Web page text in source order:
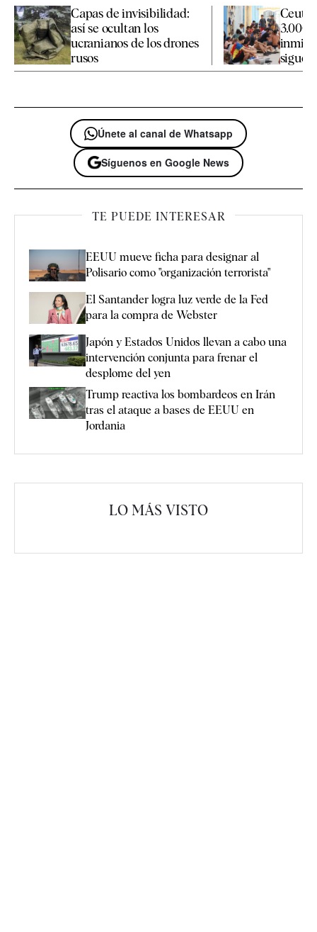
Capas de invisibilidad:
así se ocultan los
ucranianos de los drones
rusos
Ceuta
3.000
Únete al canal de Whatsapp
Síguenos en Google News
TE PUEDE INTERESAR
EEUU mueve ficha para designar al
Polisario como "organización terrorista"
El Santander logra luz verde de la Fed
para la compra de Webster
Japón y Estados Unidos llevan a cabo una
intervención conjunta para frenar el
desplome del yen
Trump reactiva los bombardeos en Irán
tras el ataque a bases de EEUU en
Jordania
LO MÁS VISTO